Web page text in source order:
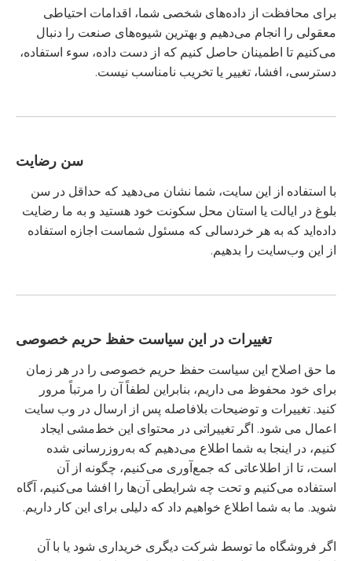
برای محافظت از داده‌های شخصی شما، اقدامات احتیاطی
معقولی را انجام می‌دهیم و بهترین شیوه‌های صنعت را دنبال
می‌کنیم تا اطمینان حاصل کنیم که از دست داده، سوء استفاده،
دسترسی، افشا، تغییر یا تخریب نامناسب نیست.
سن رضایت
با استفاده از این سایت، شما نشان می‌دهید که حداقل در سن
بلوغ در ایالت یا استان محل سکونت خود هستید و به ما رضایت
داده‌اید که به هر خردسالی که مسئول شماست اجازه استفاده
از این وب‌سایت را بدهیم.
تغییرات در این سیاست حفظ حریم خصوصی
ما حق اصلاح این سیاست حفظ حریم خصوصی را در هر زمان
برای خود محفوظ می داریم، بنابراین لطفاً آن را مرتباً مرور
کنید. تغییرات و توضیحات بلافاصله پس از ارسال در وب سایت
اعمال می شود. اگر تغییراتی در محتوای این خط‌مشی ایجاد
کنیم، در اینجا به شما اطلاع می‌دهیم که به‌روزرسانی شده
است، تا از اطلاعاتی که جمع‌آوری می‌کنیم، چگونه از آن
استفاده می‌کنیم و تحت چه شرایطی آن‌ها را افشا می‌کنیم، آگاه
شوید. ما به شما اطلاع خواهیم داد که دلیلی برای این کار داریم.
اگر فروشگاه ما توسط شرکت دیگری خریداری شود یا با آن